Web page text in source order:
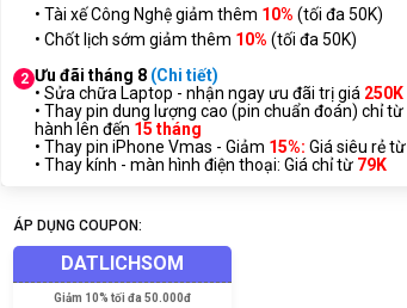
• Tài xế Công Nghệ giảm thêm 10% (tối đa 50K)
• Chốt lịch sớm giảm thêm 10% (tối đa 50K)
2 Ưu đãi tháng 8 (Chi tiết)
• Sửa chữa Laptop - nhận ngay ưu đãi trị giá 250K
• Thay pin dung lượng cao (pin chuẩn đoán) chỉ từ
hành lên đến 15 tháng
• Thay pin iPhone Vmas - Giảm 15%: Giá siêu rẻ từ
• Thay kính - màn hình điện thoại: Giá chỉ từ 79K
ÁP DỤNG COUPON:
DATLICHSOM
Giảm 10% tối đa 50.000đ